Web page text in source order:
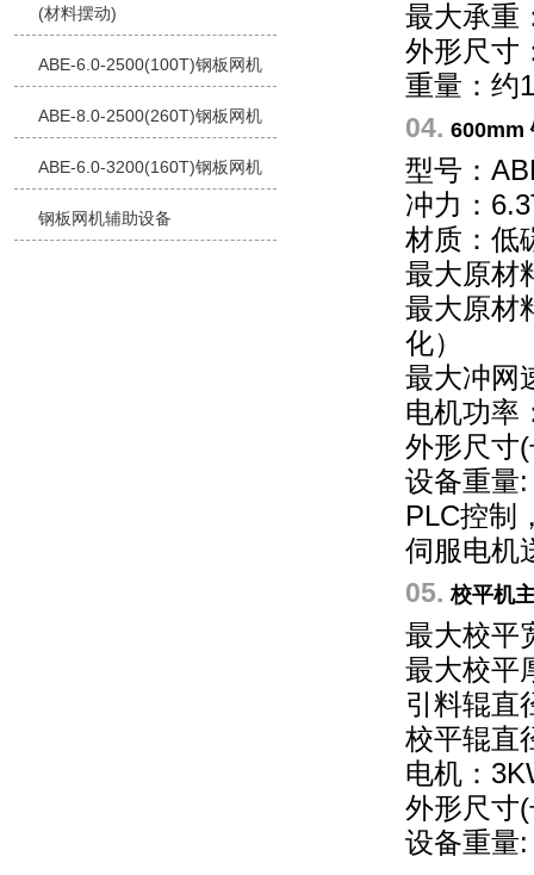
(材料摆动)
ABE-6.0-2500(100T)钢板网机
ABE-8.0-2500(260T)钢板网机
ABE-6.0-3200(160T)钢板网机
钢板网机辅助设备
最大承重
外形尺寸
重量：约
04. 600mm
型号：
冲力：
材质：低
最大原材
最大原材
化）
最大冲网
电机功率
外形尺寸
设备重量
PLC控制
伺服电机
05.校平机
最大校平
最大校平
引料辊直
校平辊直
电机：
外形尺寸
设备重量